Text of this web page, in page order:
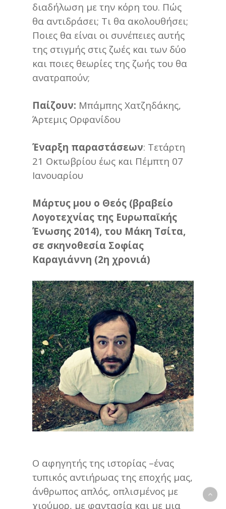
διαδήλωση με την κόρη του. Πώς
θα αντιδράσει; Τι θα ακολουθήσει;
Ποιες θα είναι οι συνέπειες αυτής
της στιγμής στις ζωές και των δύο
και ποιες θεωρίες της ζωής του θα
ανατραπούν;
Παίζουν: Μπάμπης Χατζηδάκης,
Άρτεμις Ορφανίδου
Έναρξη παραστάσεων: Τετάρτη
21 Οκτωβρίου έως και Πέμπτη 07
Ιανουαρίου
Μάρτυς μου ο Θεός (βραβείο
Λογοτεχνίας της Ευρωπαϊκής
Ένωσης 2014), του Μάκη Τσίτα,
σε σκηνοθεσία Σοφίας
Καραγιάννη (2η χρονιά)
Ο αφηγητής της ιστορίας –ένας
τυπικός αντιήρωας της εποχής μας,
άνθρωπος απλός, οπλισμένος με
χιούμορ, με φαντασία και με μια